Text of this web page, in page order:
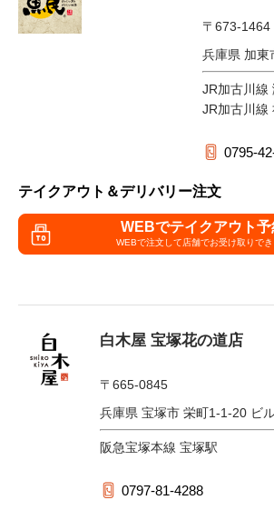
〒673-1464
兵庫県 加東
JR加古川線
JR加古川線
0795-
テイクアウト＆デリバリー注文
WEBでテイクアウト予
WEBで注文して店舗でお受け取りで
白木屋 宝塚花の道店
〒665-0845
兵庫県 宝塚市 栄町1-1-20 ビ
阪急宝塚本線 宝塚駅
0797-81-4288